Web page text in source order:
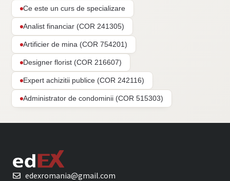
Ce este un curs de specializare
Analist financiar (COR 241305)
Artificier de mina (COR 754201)
Designer florist (COR 216607)
Expert achizitii publice (COR 242116)
Administrator de condominii (COR 515303)
edexromania@gmail.com